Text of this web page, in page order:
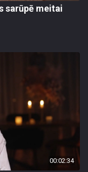
sarūpē meitai
00:02:34